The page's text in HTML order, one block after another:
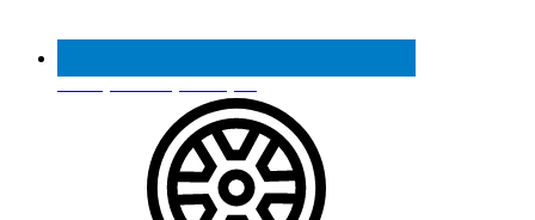
Реестр МинПромТорга